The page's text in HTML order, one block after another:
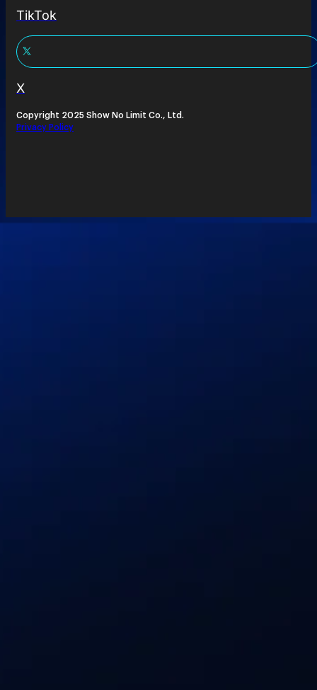
TikTok
X
Copyright 2025 Show No Limit Co., Ltd.
Privacy Policy